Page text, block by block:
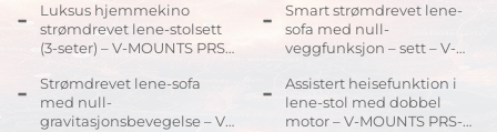
MOUNTS PRS-236D-341 (L)
Luksus hjemmekino
strømdrevet lene-stolsett
(3-seter) – V-MOUNTS PRS-
Smart strømdrevet lene-
sofa med null-
veggfunksjon – sett – V-
Strømdrevet lene-sofa
med null-
gravitasjonsbevegelse – V-
Assistert heisefunktion i
lene-stol med dobbel
motor – V-MOUNTS PRS-